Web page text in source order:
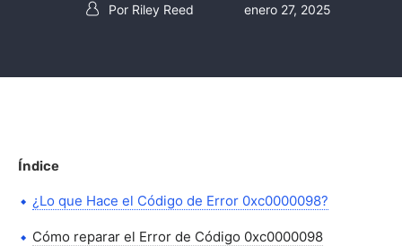
Post autor
Por Riley Reed enero 27, 2025
Índice
¿Lo que Hace el Código de Error 0xc0000098?
Cómo reparar el Error de Código 0xc0000098